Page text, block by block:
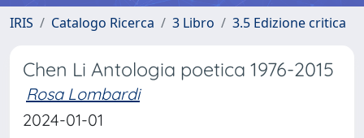
IRIS Catalogo Ricerca 3 Libro 3.5 Edizione critica
Chen Li Antologia poetica 1976-2015
Rosa Lombardi
2024-01-01